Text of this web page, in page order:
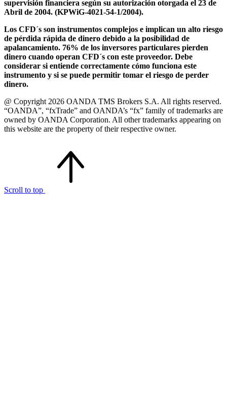
supervisión financiera según su autorización otorgada el 23 de
Abril de 2004. (KPWiG-4021-54-1/2004).
Los CFD´s son instrumentos complejos e implican un alto riesgo
de pérdida rápida de dinero debido a la posibilidad de
apalancamiento. 76% de los inversores particulares pierden
dinero cuando operan CFD´s con este proveedor. Debe
considerar si entiende correctamente cómo funciona este
instrumento y si se puede permitir tomar el riesgo de perder
dinero.
@ Copyright 2026 OANDA TMS Brokers S.A. All rights reserved.
“OANDA”, “fxTrade” and OANDA’s “fx” family of trademarks are
owned by OANDA Corporation. All other trademarks appearing on
this website are the property of their respective owner.
Scroll to top